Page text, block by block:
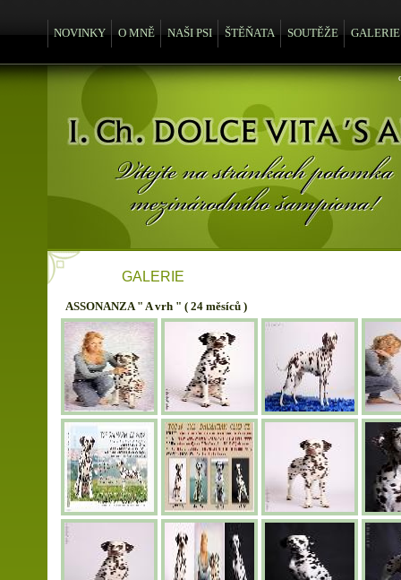
NOVINKY O MNĚ NAŠI PSI ŠTĚŇATA SOUTĚŽE GALERIE
GALERIE
ASSONANZA " A vrh " ( 24 měsíců )